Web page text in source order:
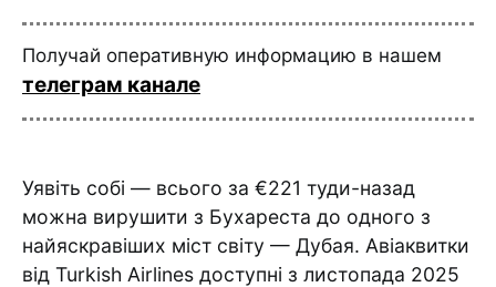
Получай оперативную информацию в нашем
телеграм канале
Уявіть собі — всього за €221 туди-назад
можна вирушити з Бухареста до одного з
найяскравіших міст світу — Дубая. Авіаквитки
від Turkish Airlines доступні з листопада 2025